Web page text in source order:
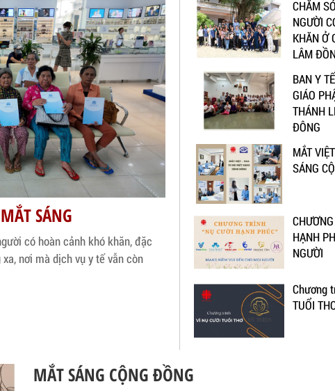
SÁNG
có hoàn cảnh khó khăn, đặc
nơi mà dịch vụ y tế vẫn còn
CHĂM
NGƯỜI
KHĂN Ở
LÂM
BAN Y
GIÁO
THÁNH
ĐÔNG
MẮT
SÁNG
HẠNH
NGƯỜI
Chương
TUỔI
MẮT SÁNG CỘNG ĐỒNG